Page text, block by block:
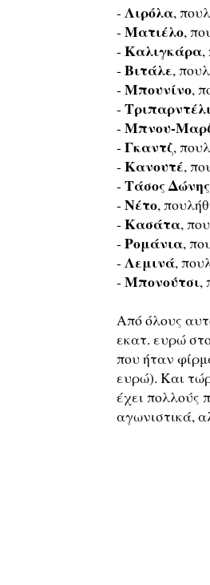
- Λιρόλα,
- Ματιέλο,
- Καλιγκάρα,
- Βιτάλε,
- Μπουνίνο,
-
- Μπνου-
- Γκαντζ,
- Κανουτέ,
- ΤάσοςΔώνης
- Νέτο,
- Κασάτα,
- Ρομάνια,
- Λεμινά,
- Μπονούτσι,
Από όλους
εκατ. ευρώ
που ήταν
ευρώ). Και
έχει πολλούς
αγωνιστικά,